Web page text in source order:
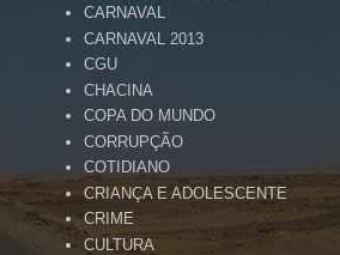
CARNAVAL
CARNAVAL 2013
CGU
CHACINA
COPA DO MUNDO
CORRUPÇÃO
COTIDIANO
CRIANÇA E ADOLESCENTE
CRIME
CULTURA